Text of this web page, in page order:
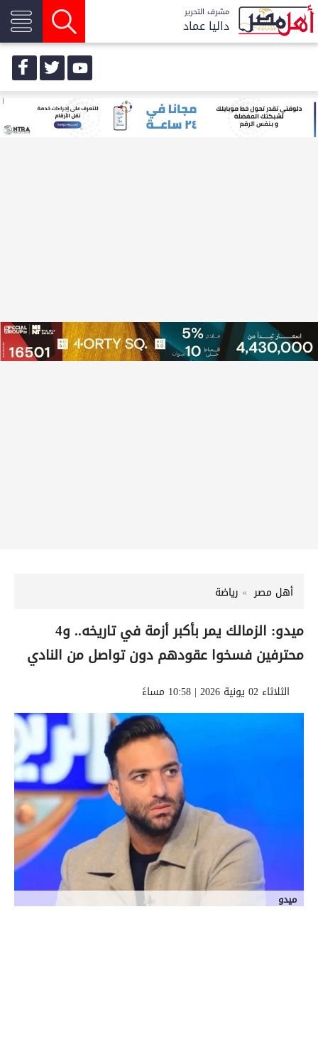
مشرف التحرير
داليا عماد
أهل مصر رياضة
ميدو: الزمالك يمر بأكبر أزمة في تاريخه.. و4
محترفين فسخوا عقودهم دون تواصل من النادي
الثلاثاء 02 يونية 2026 | 10:58 مساءً
ميدو